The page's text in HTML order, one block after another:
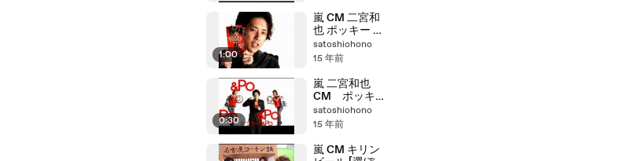
1:00
嵐 CM 二宮和
也 ポッキー メ
イキング
satoshiohono
15 年前
0:30
嵐 二宮和也
CM ポッキ
ー 30秒Ver
篇
satoshiohono
15 年前
嵐 CM キリン